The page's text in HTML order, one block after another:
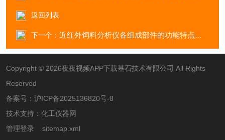
返回列表
下一个： 近红外饲料分析仪各组成部件的功能特点介绍
Copyright © 2026夜夜视频APP下载基石技术有限公司 All Rights
Reserved
备案号： 沪ICP备2025136820号-8
技术支持： 化工仪器网
管理登录
sitemap.xml